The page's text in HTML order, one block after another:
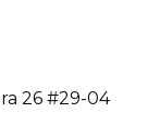
26 #29-04